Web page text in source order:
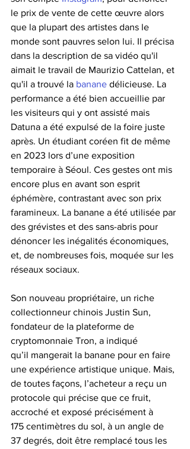
le prix de vente de cette œuvre alors
que la plupart des artistes dans le
monde sont pauvres selon lui. Il précisa
dans la description de sa vidéo qu'il
aimait le travail de Maurizio Cattelan, et
qu'il a trouvé la banane délicieuse. La
performance a été bien accueillie par
les visiteurs qui y ont assisté mais
Datuna a été expulsé de la foire juste
après. Un étudiant coréen fit de même
en 2023 lors d’une exposition
temporaire à Séoul. Ces gestes ont mis
encore plus en avant son esprit
éphémère, contrastant avec son prix
faramineux. La banane a été utilisée par
des grévistes et des sans-abris pour
dénoncer les inégalités économiques,
et, de nombreuses fois, moquée sur les
réseaux sociaux.
Son nouveau propriétaire, un riche
collectionneur chinois Justin Sun,
fondateur de la plateforme de
cryptomonnaie Tron, a indiqué
qu’il mangerait la banane pour en faire
une expérience artistique unique. Mais,
de toutes façons, l’acheteur a reçu un
protocole qui précise que ce fruit,
accroché et exposé précisément à
175 centimètres du sol, à un angle de
37 degrés, doit être remplacé tous les